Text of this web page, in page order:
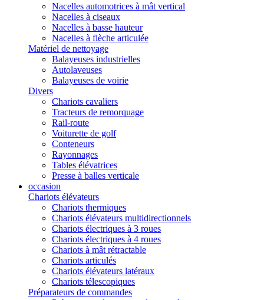
Nacelles automotrices à mât vertical
Nacelles à ciseaux
Nacelles à basse hauteur
Nacelles à flèche articulée
Matériel de nettoyage
Balayeuses industrielles
Autolaveuses
Balayeuses de voirie
Divers
Chariots cavaliers
Tracteurs de remorquage
Rail-route
Voiturette de golf
Conteneurs
Rayonnages
Tables élévatrices
Presse à balles verticale
occasion
Chariots élévateurs
Chariots thermiques
Chariots élévateurs multidirectionnels
Chariots électriques à 3 roues
Chariots électriques à 4 roues
Chariots à mât rétractable
Chariots articulés
Chariots élévateurs latéraux
Chariots télescopiques
Préparateurs de commandes